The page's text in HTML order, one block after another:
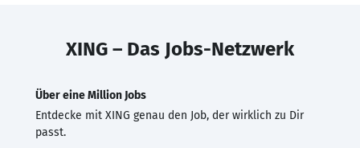
XING – Das Jobs-Netzwerk
Über eine Million Jobs
Entdecke mit XING genau den Job, der wirklich zu Dir
passt.